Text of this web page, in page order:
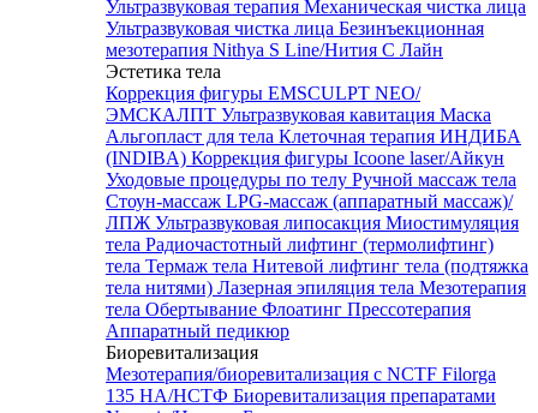
Ультразвуковая терапия Механическая чистка лица
Ультразвуковая чистка лица Безинъекционная
мезотерапия Nithya S Line/Нития С Лайн
Эстетика тела
Коррекция фигуры EMSCULPT NEO/
ЭМСКАЛПТ Ультразвуковая кавитация Маска
Альгопласт для тела Клеточная терапия ИНДИБА
(INDIBA) Коррекция фигуры Icoone laser/Айкун
Уходовые процедуры по телу Ручной массаж тела
Стоун-массаж LPG-массаж (аппаратный массаж)/
ЛПЖ Ультразвуковая липосакция Миостимуляция
тела Радиочастотный лифтинг (термолифтинг)
тела Термаж тела Нитевой лифтинг тела (подтяжка
тела нитями) Лазерная эпиляция тела Мезотерапия
тела Обертывание Флоатинг Прессотерапия
Аппаратный педикюр
Биоревитализация
Мезотерапия/биоревитализация с NCTF Filorga
135 HA/НСТФ Биоревитализация препаратами